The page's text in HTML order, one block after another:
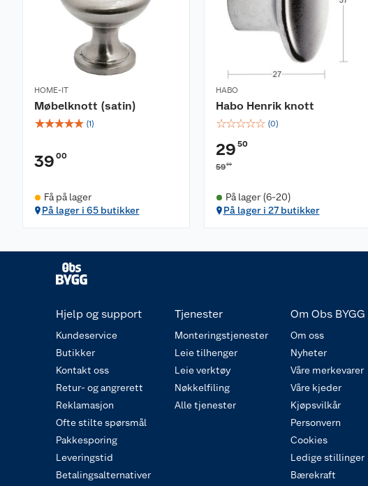
HOME-IT
Møbelknott (satin)
☆☆☆☆☆ (1)
39 00
Få på lager
På lager i 65 butikker
HABO
Habo Henrik knott
☆☆☆☆☆ (0)
29 50
5900
På lager (6-20)
På lager i 27 butikker
Hjelp og support
Kundeservice
Butikker
Kontakt oss
Retur- og angrerett
Reklamasjon
Ofte stilte spørsmål
Pakkesporing
Leveringstid
Betalingsalternativer
Tjenester
Monteringstjenester
Leie tilhenger
Leie verktøy
Nøkkelfiling
Alle tjenester
Om Obs BYGG
Om oss
Nyheter
Våre merkevarer
Våre kjeder
Kjøpsvilkår
Personvern
Cookies
Ledige stillinger
Bærekraft